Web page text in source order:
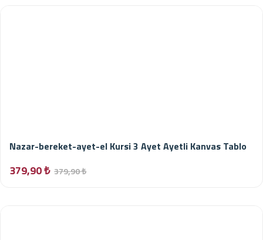
Nazar-bereket-ayet-el Kursi 3 Ayet Ayetli Kanvas Tablo
379,90 ₺ 379,90 ₺